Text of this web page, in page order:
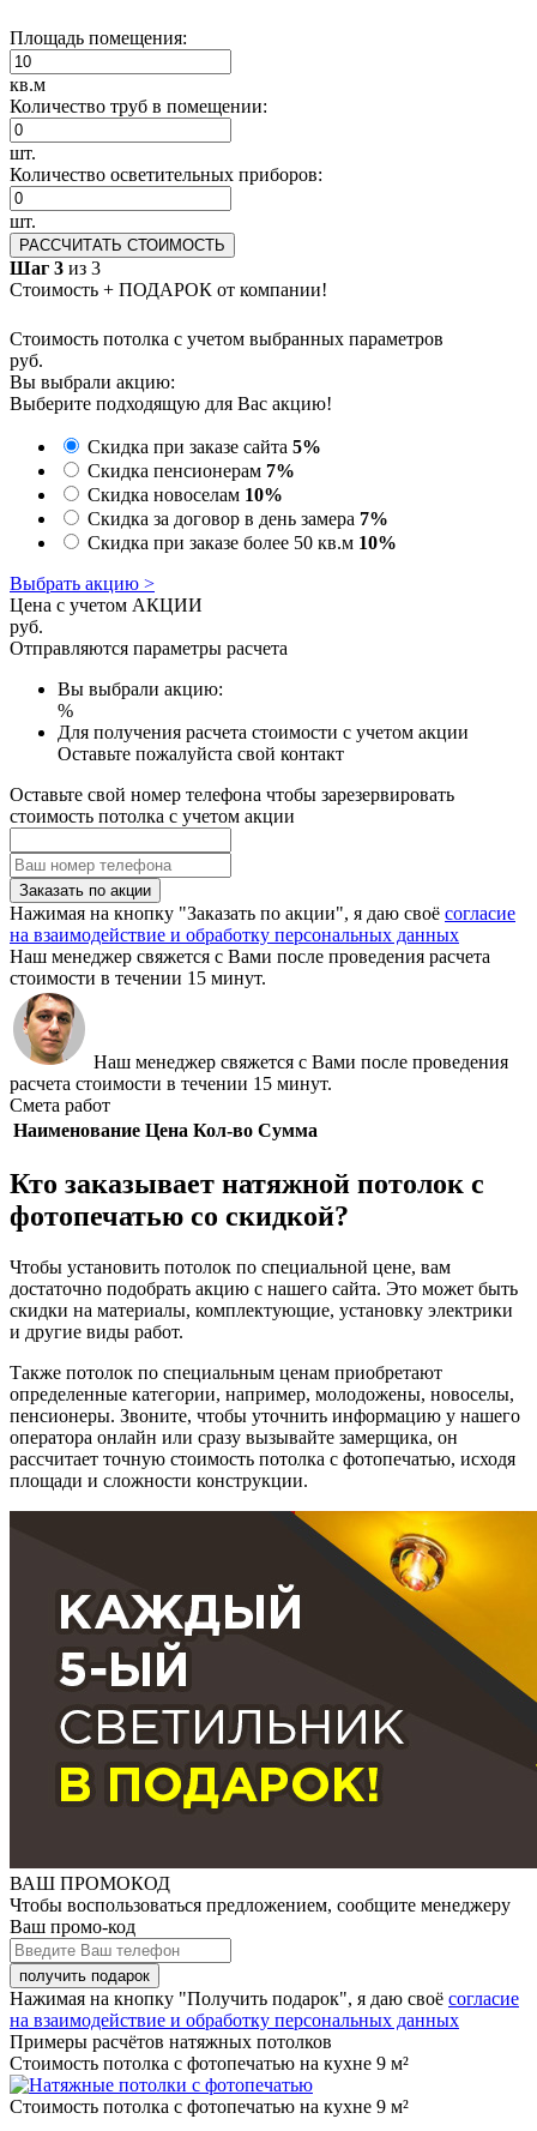
Площадь помещения:
кв.м
Количество труб в помещении:
шт.
Количество осветительных приборов:
шт.
РАССЧИТАТЬ СТОИМОСТЬ
Шаг 3 из 3
Стоимость + ПОДАРОК от компании!
Стоимость потолка с учетом выбранных параметров
руб.
Вы выбрали акцию:
Выберите подходящую для Вас акцию!
Скидка при заказе сайта 5%
Скидка пенсионерам 7%
Скидка новоселам 10%
Скидка за договор в день замера 7%
Скидка при заказе более 50 кв.м 10%
Выбрать акцию >
Цена с учетом АКЦИИ
руб.
Отправляются параметры расчета
Вы выбрали акцию:
%
Для получения расчета стоимости с учетом акции
Оставьте пожалуйста свой контакт
Оставьте свой номер телефона чтобы зарезервировать
стоимость потолка с учетом акции
Заказать по акции
Нажимая на кнопку "Заказать по акции", я даю своё согласие
на взаимодействие и обработку персональных данных
Наш менеджер свяжется с Вами после проведения расчета
стоимости в течении 15 минут.
Наш менеджер свяжется с Вами после проведения
расчета стоимости в течении 15 минут.
Смета работ
Наименование Цена Кол-во Сумма
Кто заказывает натяжной потолок с
фотопечатью со скидкой?
Чтобы установить потолок по специальной цене, вам
достаточно подобрать акцию с нашего сайта. Это может быть
скидки на материалы, комплектующие, установку электрики
и другие виды работ.
Также потолок по специальным ценам приобретают
определенные категории, например, молодожены, новоселы,
пенсионеры. Звоните, чтобы уточнить информацию у нашего
оператора онлайн или сразу вызывайте замерщика, он
рассчитает точную стоимость потолка с фотопечатью, исходя
площади и сложности конструкции.
ВАШ ПРОМОКОД
Чтобы воспользоваться предложением, сообщите менеджеру
Ваш промо-код
Нажимая на кнопку "Получить подарок", я даю своё согласие
на взаимодействие и обработку персональных данных
Примеры расчётов натяжных потолков
Стоимость потолка с фотопечатью на кухне 9 м²
Стоимость потолка с фотопечатью на кухне 9 м²